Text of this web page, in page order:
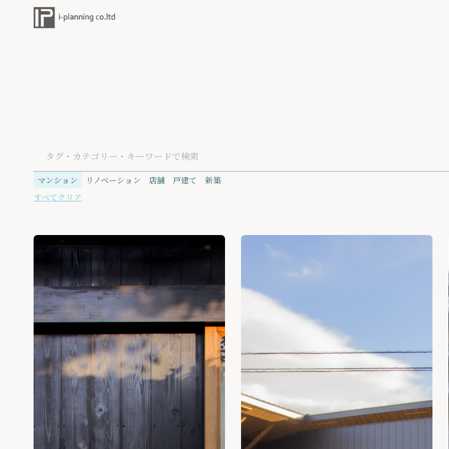
マンション リノベーション 店舗 戸建て
新築
すべてクリア